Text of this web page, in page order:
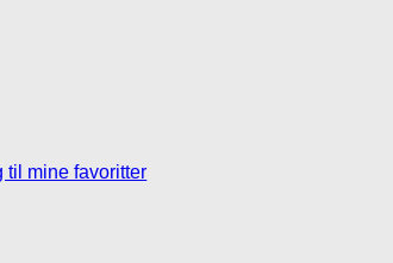
til mine favoritter